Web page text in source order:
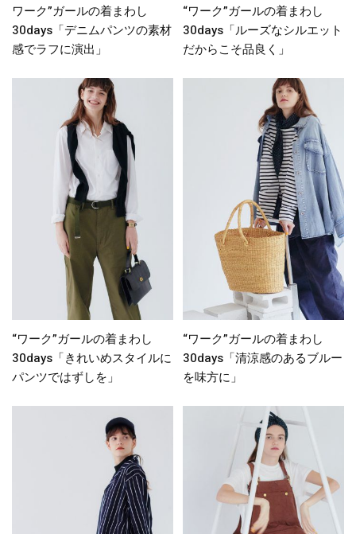
ワーク”ガールの着まわし
30days「デニムパンツの素材
感でラフに演出」
“ワーク”ガールの着まわし
30days「ルーズなシルエット
だからこそ品良く」
“ワーク”ガールの着まわし
30days「きれいめスタイルに
パンツではずしを」
“ワーク”ガールの着まわし
30days「清涼感のあるブルー
を味方に」